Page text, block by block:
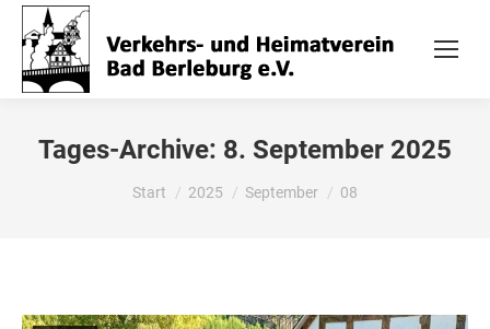
Tages-Archive: 8. September 2025
Sie befinden sich hier:
Start 2025 September 08